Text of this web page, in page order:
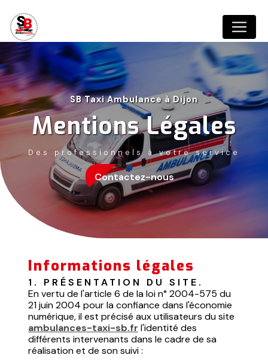
SB Taxi Ambulance à Dijon
Mentions Légales
Des professionnels à votre service
Contactez-nous
Informations légales
1. PRÉSENTATION DU SITE.
En vertu de l'article 6 de la loi n° 2004-575 du
21 juin 2004 pour la confiance dans l'économie
numérique, il est précisé aux utilisateurs du site
ambulances-taxi-sb.fr l'identité des
différents intervenants dans le cadre de sa
réalisation et de son suivi :